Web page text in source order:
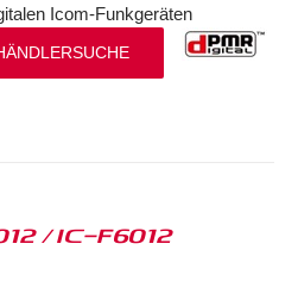
Icom-Funkgeräten
/ IC-F6012